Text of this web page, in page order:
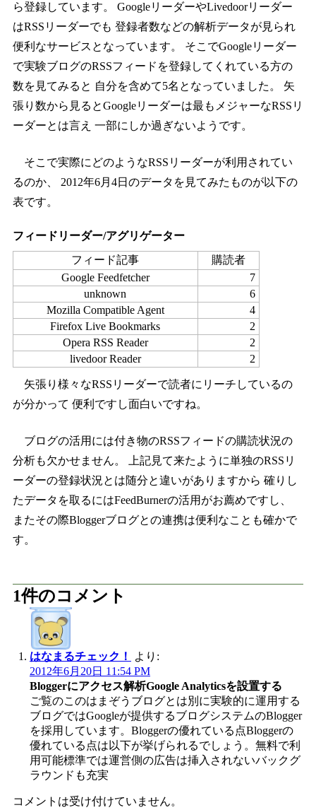
ら登録しています。 GoogleリーダーやLivedoorリーダー
はRSSリーダーでも 登録者数などの解析データが見られ
便利なサービスとなっています。 そこでGoogleリーダー
で実験ブログのRSSフィードを登録してくれている方の
数を見てみると 自分を含めて5名となっていました。 矢
張り数から見るとGoogleリーダーは最もメジャーなRSSリ
ーダーとは言え 一部にしか過ぎないようです。
そこで実際にどのようなRSSリーダーが利用されてい
るのか、 2012年6月4日のデータを見てみたものが以下の
表です。
フィードリーダー/アグリゲーター
フィード記事
購読者
Google Feedfetcher
7
unknown
6
Mozilla Compatible Agent
4
Firefox Live Bookmarks
2
Opera RSS Reader
2
livedoor Reader
2
矢張り様々なRSSリーダーで読者にリーチしているの
が分かって 便利ですし面白いですね。
ブログの活用には付き物のRSSフィードの購読状況の
分析も欠かせません。 上記見て来たように単独のRSSリ
ーダーの登録状況とは随分と違いがありますから 確りし
たデータを取るにはFeedBurnerの活用がお薦めですし、
またその際Bloggerブログとの連携は便利なことも確かで
す。
1件のコメント
はなまるチェック！
より:
2012年6月20日 11:54 PM
Bloggerにアクセス解析Google Analyticsを設置する
ご覧のこのはまぞうブログとは別に実験的に運用する
ブログではGoogleが提供するブログシステムのBlogger
を採用しています。Bloggerの優れている点Bloggerの
優れている点は以下が挙げられるでしょう。無料で利
用可能標準では運営側の広告は挿入されないバックグ
ラウンドも充実
コメントは受け付けていません。